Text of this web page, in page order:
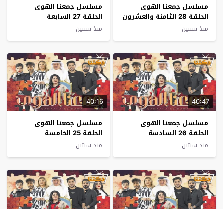
مسلسل جمعنا الهوى
الحلقة 28 الثامنة والعشرون
منذ سنتين
مسلسل جمعنا الهوى
الحلقة 27 السابعة
والعشرون
منذ سنتين
40:47
مسلسل جمعنا الهوى
الحلقة 26 السادسة
والعشرون
منذ سنتين
40:16
مسلسل جمعنا الهوى
الحلقة 25 الخامسة
والعشرون
منذ سنتين